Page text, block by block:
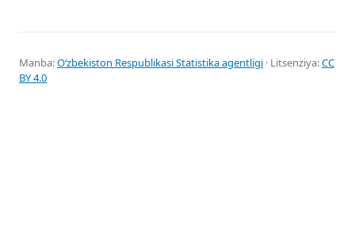
Manba:Oʻzbekiston Respublikasi Statistika agentligi · Litsenziya:CC
BY 4.0